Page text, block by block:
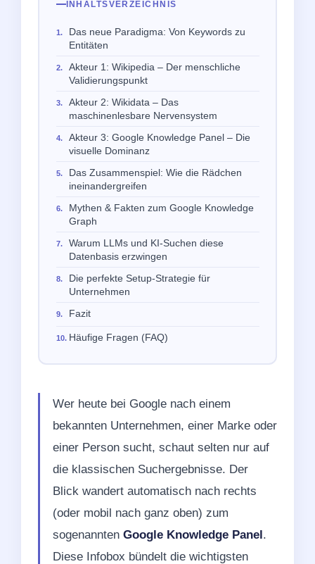
INHALTSVERZEICHNIS
Das neue Paradigma: Von Keywords zu
Entitäten
Akteur 1: Wikipedia – Der menschliche
Validierungspunkt
Akteur 2: Wikidata – Das
maschinenlesbare Nervensystem
Akteur 3: Google Knowledge Panel – Die
visuelle Dominanz
Das Zusammenspiel: Wie die Rädchen
ineinandergreifen
Mythen & Fakten zum Google Knowledge
Graph
Warum LLMs und KI-Suchen diese
Datenbasis erzwingen
Die perfekte Setup-Strategie für
Unternehmen
Fazit
Häufige Fragen (FAQ)
Wer heute bei Google nach einem
bekannten Unternehmen, einer Marke oder
einer Person sucht, schaut selten nur auf
die klassischen Suchergebnisse. Der
Blick wandert automatisch nach rechts
(oder mobil nach ganz oben) zum
sogenannten Google Knowledge Panel.
Diese Infobox bündelt die wichtigsten